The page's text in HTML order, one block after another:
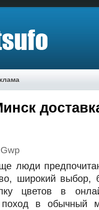
Gwp
люди
широкий
цветов в
поход в обычный